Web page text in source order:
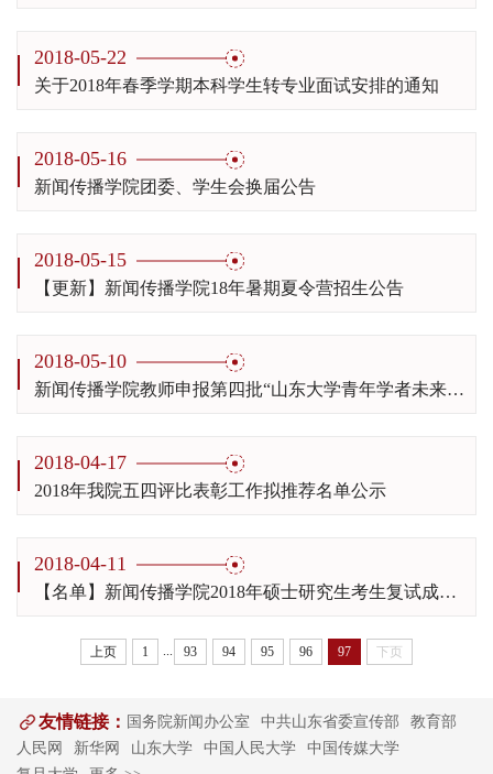
2018-05-22
关于2018年春季学期本科学生转专业面试安排的通知
2018-05-16
新闻传播学院团委、学生会换届公告
2018-05-15
【更新】新闻传播学院18年暑期夏令营招生公告
2018-05-10
新闻传播学院教师申报第四批“山东大学青年学者未来计划”培养人选的公示
2018-04-17
2018年我院五四评比表彰工作拟推荐名单公示
2018-04-11
【名单】新闻传播学院2018年硕士研究生考生复试成绩公示（第二批）
上页 1 93 94 95 96 97 下页
友情链接： 国务院新闻办公室 中共山东省委宣传部
教育部
人民网
新华网 山东大学 中国人民大学
中国传媒大学